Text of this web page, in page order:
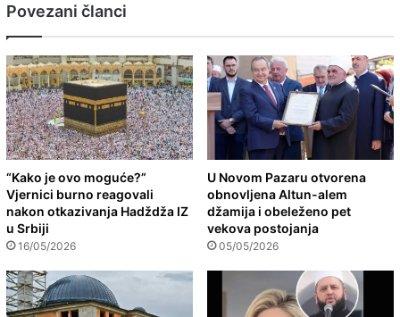
Povezani članci
“Kako je ovo moguće?”
Vjernici burno reagovali
nakon otkazivanja Hadždža IZ
u Srbiji
16/05/2026
U Novom Pazaru otvorena
obnovljena Altun-alem
džamija i obeleženo pet
vekova postojanja
05/05/2026